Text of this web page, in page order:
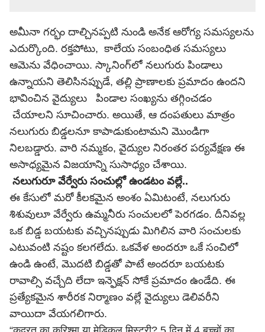
అమీనా గర్భం దాల్చినప్పటి నుండి అనేక ఆరోగ్య సమస్యలను
ఎదుర్కొంది. రక్తపోటు, కాలేయ సంబంధిత సమస్యలు
ఆమెను వేధించాయి. స్కానింగ్‌లో నలుగురు పిండాలు
ఉన్నాయని తెలిసినప్పుడే, తల్లి ప్రాణాలకు ప్రమాదం ఉందని
భావించిన వైద్యులు పిండాల సంఖ్యను తగ్గించడం
చేయాలని సూచించారు. అయితే, ఆ దంపతులు మాత్రం
నలుగురు బిడ్డలనూ కాపాడుకుంటామని మొండిగా
నిలబడ్డారు. వారి నమ్మకం, వైద్యుల నిరంతర పర్యవేక్షణ ఈ
అసాధ్యమైన విజయాన్ని సుసాధ్యం చేశాయి.
నలుగురూ వేర్వేరు సంచుల్లో ఉండటం వల్లే..
ఈ కేసులో మరో కీలకమైన అంశం ఏమిటంటే, నలుగురు
శిశువులూ వేర్వేరు ఉమ్మనీరు సంచులలో పెరగడం. దీనివల్ల
ఒక బిడ్డ బయటకు వచ్చినప్పుడు మిగిలిన వారి సంచులకు
ఎటువంటి నష్టం కలగలేదు. ఒకవేళ అందరూ ఒకే సంచిలో
ఉండి ఉంటే, మొదటి బిడ్డతో పాటే అందరూ బయటకు
రావాల్సి వచ్చేది లేదా ఇన్ఫెక్షన్ సోకే ప్రమాదం ఉండేది. ఈ
ప్రత్యేకమైన శారీరక నిర్మాణం వల్లే వైద్యులు డెలివరీని
వాయిదా వేయగలిగారు.